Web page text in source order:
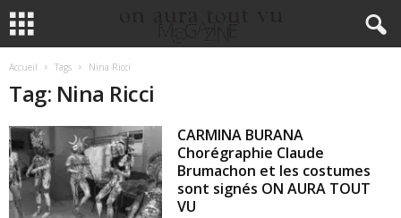
Accueil Tags Nina Ricci
Tag: Nina Ricci
CARMINA BURANA
Chorégraphie Claude
Brumachon et les costumes
sont signés ON AURA TOUT
VU